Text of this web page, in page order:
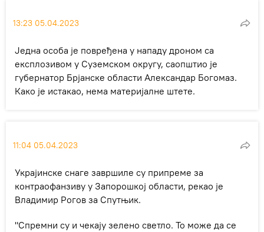
13:23 05.04.2023
Једна особа је повређена у нападу дроном са
експлозивом у Суземском округу, саопштио је
губернатор Брјанске области Александар Богомаз.
Како је истакао, нема материјалне штете.
11:04 05.04.2023
Украјинске снаге завршиле су припреме за
контраофанзиву у Запорошкој области, рекао је
Владимир Рогов за Спутњик.
"Спремни су и чекају зелено светло. То може да се